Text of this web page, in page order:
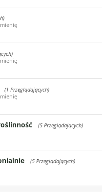
(1 Przeglądających)
(5 Przeglądających)
(5 Przeglądających)